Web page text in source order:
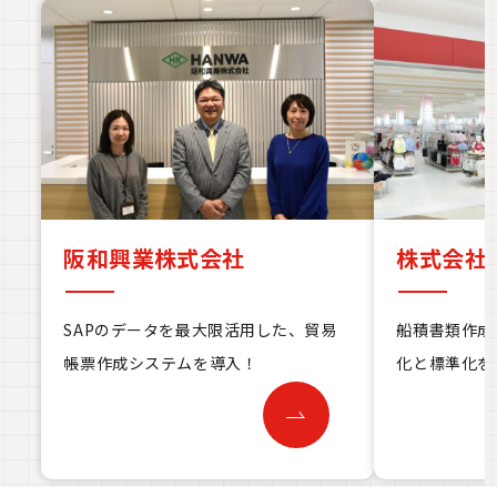
阪和興業株式会社
SAPのデータを最大限活用した、貿易
帳票作成システムを導入！
株式会社
船積書類作
化と標準化